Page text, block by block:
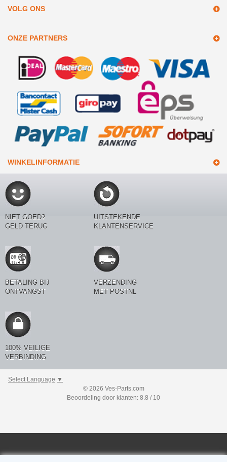
VOLG ONS
ONZE PARTNERS
WINKELINFORMATIE
NIET GOED?
GELD TERUG
UITSTEKENDE
KLANTENSERVICE
BETALING BIJ
ONTVANGST
VERZENDING
MET POSTNL
100% VEILIGE
VERBINDING
Select Language ▼
© 2026 Ves-Parts.com
Beoordeling door klanten: 8.8 / 10